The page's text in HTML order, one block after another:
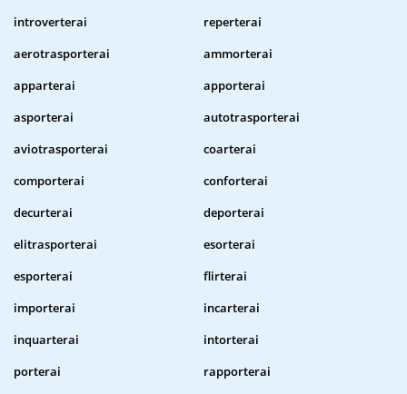
introverterai
reperterai
aerotrasporterai
ammorterai
apparterai
apporterai
asporterai
autotrasporterai
aviotrasporterai
coarterai
comporterai
conforterai
decurterai
deporterai
elitrasporterai
esorterai
esporterai
flirterai
importerai
incarterai
inquarterai
intorterai
porterai
rapporterai